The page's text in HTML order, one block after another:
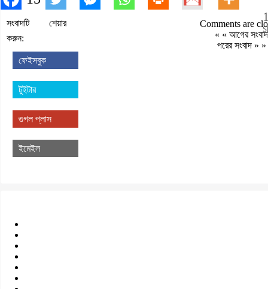
সংবাদটি শেয়ার
করুন:
ফেইসবুক
টুইটার
গুগল প্লাস
ইমেইল
Comments are
« « আগের সংবাদ
পরের সংবাদ » »